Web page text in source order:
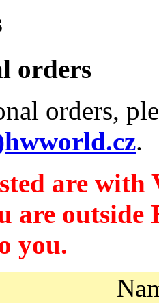
orders
orders,
.
are
are
you.